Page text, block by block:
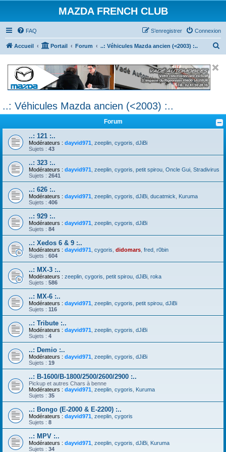
MAZDA FRENCH CLUB
FAQ Connexion
S’enregistrer
Accueil Portail Forum ..: Véhicules Mazda ancien (<2003) :..
c
h
r
..: Véhicules Mazda ancien (<2003) :..
Forum
..: 121 :..
Modérateurs : dayvid971 zeeplin cygoris dJiBi
Sujets : 43
..: 323 :..
Modérateurs : dayvid971 zeeplin cygoris petit spirou Oncle Gui Stradivirus
Sujets : 2641
..: 626 :..
Modérateurs : dayvid971 zeeplin cygoris dJiBi ducatmick
Kuruma
Sujets : 406
..: 929 :..
Modérateurs : dayvid971 zeeplin cygoris dJiBi
Sujets : 84
..: Xedos 6 & 9 :..
Modérateurs : dayvid971 cygoris didomars fred r0bin
Sujets : 604
..: MX-3 :..
Modérateurs : zeeplin cygoris petit spirou dJiBi roka
Sujets : 586
..: MX-6 :..
Modérateurs : dayvid971 zeeplin cygoris petit spirou dJiBi
Sujets : 116
..: Tribute :..
Modérateurs : dayvid971 zeeplin cygoris dJiBi
Sujets : 4
..: Demio :..
Modérateurs : dayvid971 zeeplin cygoris dJiBi
Sujets : 19
..: B-1600/B-1800/2500/2600/2900 :..
Pickup et autres Chars à benne
Modérateurs : dayvid971 zeeplin cygoris
Kuruma
Sujets : 35
..: Bongo (E-2000 & E-2200) :..
Modérateurs : dayvid971 zeeplin cygoris
Sujets : 8
..: MPV :..
Modérateurs : dayvid971 zeeplin cygoris dJiBi Kuruma
Sujets : 34